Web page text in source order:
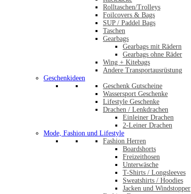
Rolltaschen/Trolleys
Foilcovers & Bags
SUP / Paddel Bags
Taschen
Gearbags
Gearbags mit Rädern
Gearbags ohne Räder
Wing + Kitebags
Andere Transportausrüstung
Geschenkideen
Geschenk Gutscheine
Wassersport Geschenke
Lifestyle Geschenke
Drachen / Lenkdrachen
Einleiner Drachen
2-Leiner Drachen
Mode, Fashion und Lifestyle
Fashion Herren
Boardshorts
Freizeithosen
Unterwäsche
T-Shirts / Longsleeves
Sweatshirts / Hoodies
Jacken und Windstopper